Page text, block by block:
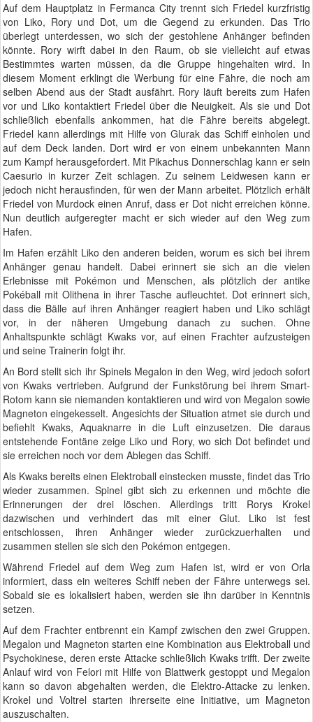
Auf dem Hauptplatz in Fermanca City trennt sich Friedel kurzfristig
von Liko, Rory und Dot, um die Gegend zu erkunden. Das Trio
überlegt unterdessen, wo sich der gestohlene Anhänger befinden
könnte. Rory wirft dabei in den Raum, ob sie vielleicht auf etwas
Bestimmtes warten müssen, da die Gruppe hingehalten wird. In
diesem Moment erklingt die Werbung für eine Fähre, die noch am
selben Abend aus der Stadt ausfährt. Rory läuft bereits zum Hafen
vor und Liko kontaktiert Friedel über die Neuigkeit. Als sie und Dot
schließlich ebenfalls ankommen, hat die Fähre bereits abgelegt.
Friedel kann allerdings mit Hilfe von Glurak das Schiff einholen und
auf dem Deck landen. Dort wird er von einem unbekannten Mann
zum Kampf herausgefordert. Mit Pikachus Donnerschlag kann er sein
Caesurio in kurzer Zeit schlagen. Zu seinem Leidwesen kann er
jedoch nicht herausfinden, für wen der Mann arbeitet. Plötzlich erhält
Friedel von Murdock einen Anruf, dass er Dot nicht erreichen könne.
Nun deutlich aufgeregter macht er sich wieder auf den Weg zum
Hafen.
Im Hafen erzählt Liko den anderen beiden, worum es sich bei ihrem
Anhänger genau handelt. Dabei erinnert sie sich an die vielen
Erlebnisse mit Pokémon und Menschen, als plötzlich der antike
Pokéball mit Olithena in ihrer Tasche aufleuchtet. Dot erinnert sich,
dass die Bälle auf ihren Anhänger reagiert haben und Liko schlägt
vor, in der näheren Umgebung danach zu suchen. Ohne
Anhaltspunkte schlägt Kwaks vor, auf einen Frachter aufzusteigen
und seine Trainerin folgt ihr.
An Bord stellt sich ihr Spinels Megalon in den Weg, wird jedoch sofort
von Kwaks vertrieben. Aufgrund der Funkstörung bei ihrem Smart-
Rotom kann sie niemanden kontaktieren und wird von Megalon sowie
Magneton eingekesselt. Angesichts der Situation atmet sie durch und
befiehlt Kwaks, Aquaknarre in die Luft einzusetzen. Die daraus
entstehende Fontäne zeige Liko und Rory, wo sich Dot befindet und
sie erreichen noch vor dem Ablegen das Schiff.
Als Kwaks bereits einen Elektroball einstecken musste, findet das Trio
wieder zusammen. Spinel gibt sich zu erkennen und möchte die
Erinnerungen der drei löschen. Allerdings tritt Rorys Krokel
dazwischen und verhindert das mit einer Glut. Liko ist fest
entschlossen, ihren Anhänger wieder zurückzuerhalten und
zusammen stellen sie sich den Pokémon entgegen.
Während Friedel auf dem Weg zum Hafen ist, wird er von Orla
informiert, dass ein weiteres Schiff neben der Fähre unterwegs sei.
Sobald sie es lokalisiert haben, werden sie ihn darüber in Kenntnis
setzen.
Auf dem Frachter entbrennt ein Kampf zwischen den zwei Gruppen.
Megalon und Magneton starten eine Kombination aus Elektroball und
Psychokinese, deren erste Attacke schließlich Kwaks trifft. Der zweite
Anlauf wird von Felori mit Hilfe von Blattwerk gestoppt und Megalon
kann so davon abgehalten werden, die Elektro-Attacke zu lenken.
Krokel und Voltrel starten ihrerseite eine Initiative, um Magneton
auszuschalten.